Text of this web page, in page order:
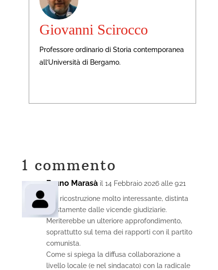
Giovanni Scirocco
Professore ordinario di Storia contemporanea
all’Università di Bergamo.
1 commento
Bruno Marasà il 14 Febbraio 2026 alle 9:21
una ricostruzione molto interessante, distinta
giustamente dalle vicende giudiziarie.
Meriterebbe un ulteriore approfondimento,
soprattutto sul tema dei rapporti con il partito
comunista.
Come si spiega la diffusa collaborazione a
livello locale (e nel sindacato) con la radicale